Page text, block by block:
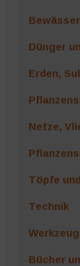
Dünger
Erden,
Netze,
Töpfe
Technik
Bücher